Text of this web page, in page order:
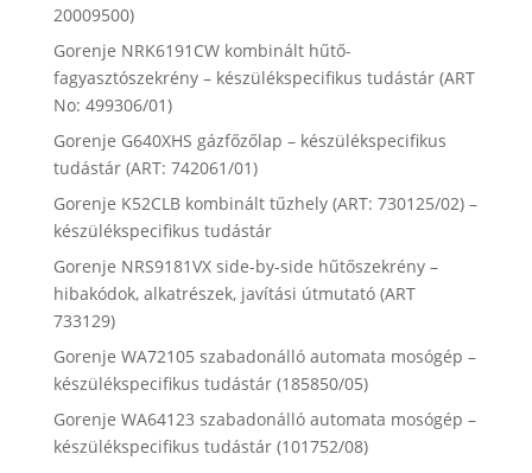
20009500)
Gorenje NRK6191CW kombinált hűtő-
fagyasztószekrény – készülékspecifikus tudástár (ART
No: 499306/01)
Gorenje G640XHS gázfőzőlap – készülékspecifikus
tudástár (ART: 742061/01)
Gorenje K52CLB kombinált tűzhely (ART: 730125/02) –
készülékspecifikus tudástár
Gorenje NRS9181VX side-by-side hűtőszekrény –
hibakódok, alkatrészek, javítási útmutató (ART
733129)
Gorenje WA72105 szabadonálló automata mosógép –
készülékspecifikus tudástár (185850/05)
Gorenje WA64123 szabadonálló automata mosógép –
készülékspecifikus tudástár (101752/08)